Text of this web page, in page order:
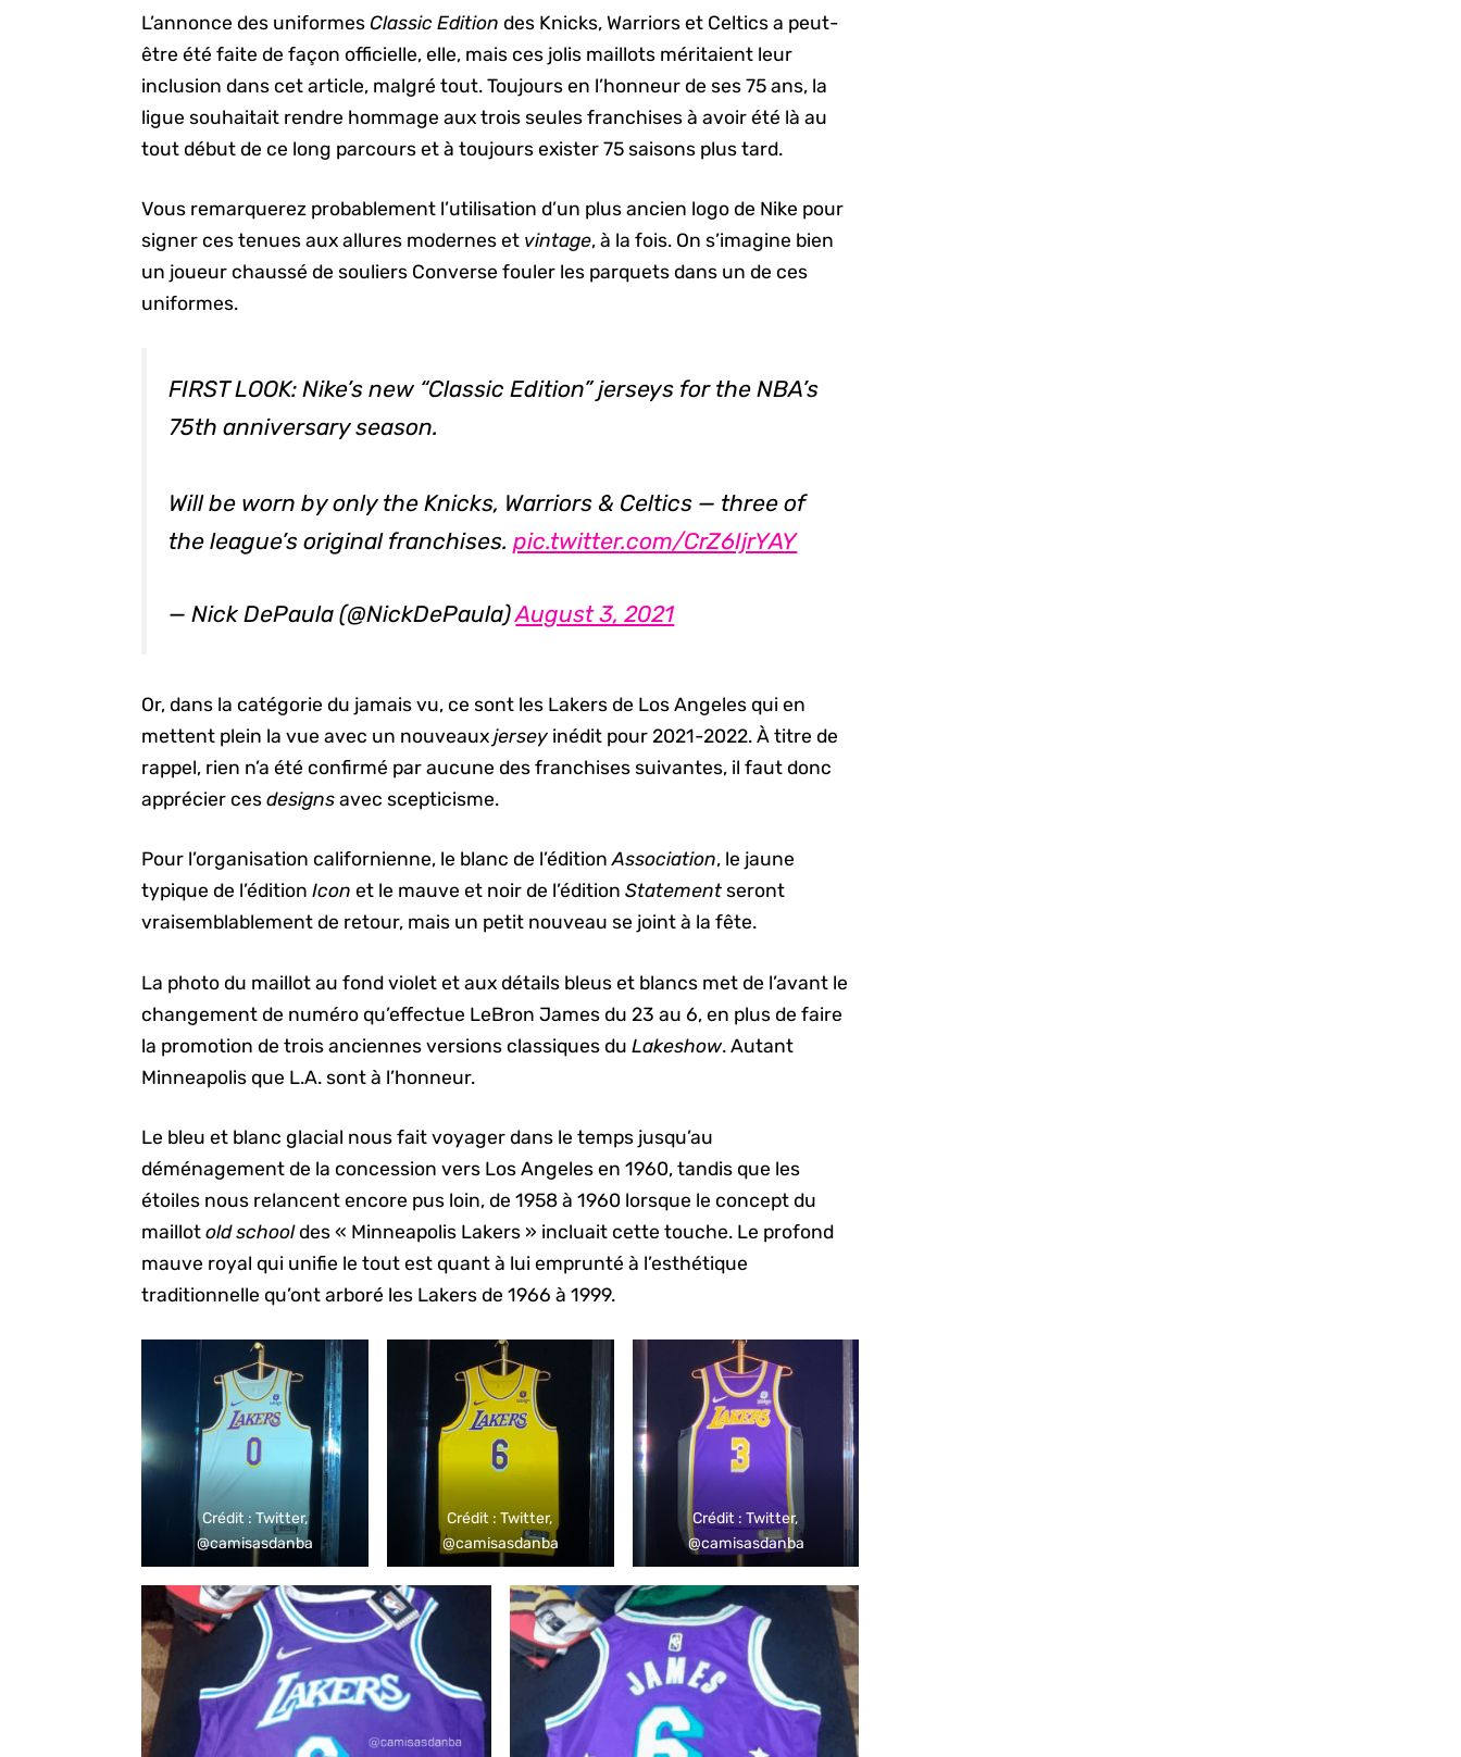
L’annonce des uniformesClassic Edition des Knicks, Warriors et Celtics a peut-
être été faite de façon officielle, elle, mais ces jolis maillots méritaient leur
inclusion dans cet article, malgré tout. Toujours en l’honneur de ses 75 ans, la
ligue souhaitait rendre hommage aux trois seules franchises à avoir été là au
tout début de ce long parcours et à toujours exister 75 saisons plus tard.
Vous remarquerez probablement l’utilisation d’un plus ancien logo de Nike pour
signer ces tenues aux allures modernes et vintage, à la fois. On s’imagine bien
un joueur chaussé de souliers Converse fouler les parquets dans un de ces
uniformes.
FIRST LOOK: Nike’s new “Classic Edition” jerseys for the NBA’s
75th anniversary season.
Will be worn by only the Knicks, Warriors & Celtics — three of
the league’s original franchises.pic.twitter.com/CrZ6IjrYAY
— Nick DePaula (@NickDePaula)August 3, 2021
Or, dans la catégorie du jamais vu, ce sont les Lakers de Los Angeles qui en
mettent plein la vue avec un nouveauxjersey inédit pour 2021-2022. À titre de
rappel, rien n’a été confirmé par aucune des franchises suivantes, il faut donc
apprécier cesdesignsavec scepticisme.
Pour l’organisation californienne, le blanc de l’éditionAssociation, le jaune
typique de l’éditionIconet le mauve et noir de l’éditionStatement seront
vraisemblablement de retour, mais un petit nouveau se joint à la fête.
La photo du maillot au fond violet et aux détails bleus et blancs met de l’avant le
changement de numéro qu’effectue LeBron James du 23 au 6, en plus de faire
la promotion de trois anciennes versions classiques duLakeshow. Autant
Minneapolis que L.A. sont à l’honneur.
Le bleu et blanc glacial nous fait voyager dans le temps jusqu’au
déménagement de la concession vers Los Angeles en 1960, tandis que les
étoiles nous relancent encore pus loin, de 1958 à 1960 lorsque le concept du
maillotold schooldes « Minneapolis Lakers » incluait cette touche. Le profond
mauve royal qui unifie le tout est quant à lui emprunté à l’esthétique
traditionnelle qu’ont arboré les Lakers de 1966 à 1999.
Crédit : Twitter,
@camisasdanba
Crédit : Twitter,
@camisasdanba
Crédit : Twitter,
@camisasdanba